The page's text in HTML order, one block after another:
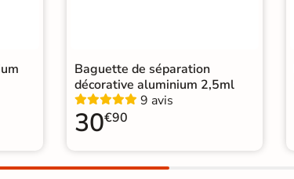
Baguette de séparation
décorative aluminium 2,5ml
9 avis
30€90